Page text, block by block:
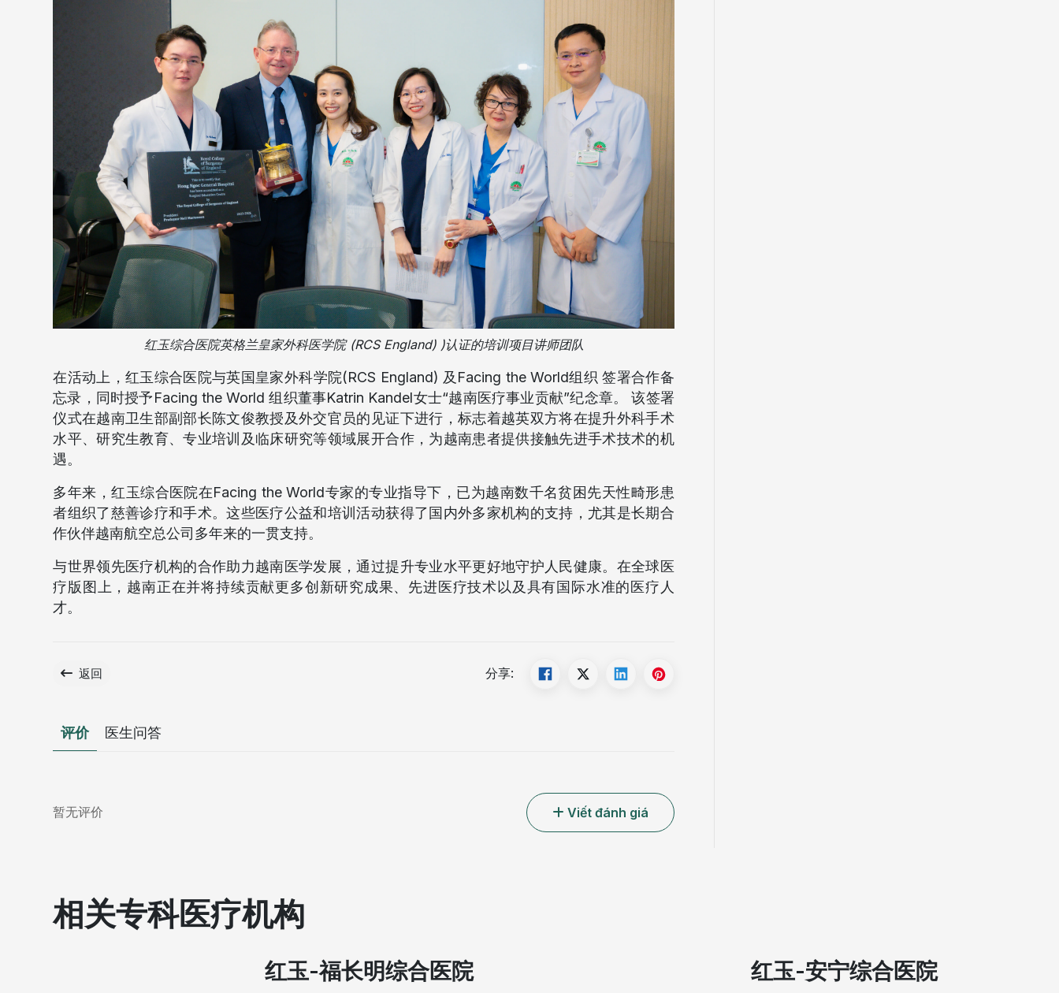
红玉综合医院英格兰皇家外科医学院 (RCS England) )认证的培训项目讲师团队
在活动上，红玉综合医院与英国皇家外科学院(RCS England) 及Facing the World组织 签署合作备
忘录，同时授予Facing the World 组织董事Katrin Kandel女士“越南医疗事业贡献”纪念章。
该签署
仪式在越南卫生部副部长陈文俊教授及外交官员的见证下进行，标志着越英双方将在提升外科手术
水平、研究生教育、专业培训及临床研究等领域展开合作，为越南患者提供接触先进手术技术的机
遇。
多年来，红玉综合医院在Facing the World专家的专业指导下，已为越南数千名贫困先天性畸形患
者组织了慈善诊疗和手术。这些医疗公益和培训活动获得了国内外多家机构的支持，尤其是长期合
作伙伴越南航空总公司多年来的一贯支持。
与世界领先医疗机构的合作助力越南医学发展，通过提升专业水平更好地守护人民健康。在全球医
疗版图上，越南正在并将持续贡献更多创新研究成果、先进医疗技术以及具有国际水准的医疗人
才。
返回 分享:
评价 医生问答
暂无评价 Viết đánh giá
相关专科医疗机构
红玉-福长明综合医院 红玉-安宁综合医院